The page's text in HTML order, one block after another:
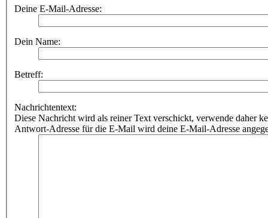
Deine E-Mail-Adresse:
Dein Name:
Betreff:
Nachrichtentext:
Diese Nachricht wird als reiner Text verschickt, verwende daher
Antwort-Adresse für die E-Mail wird deine E-Mail-Adresse